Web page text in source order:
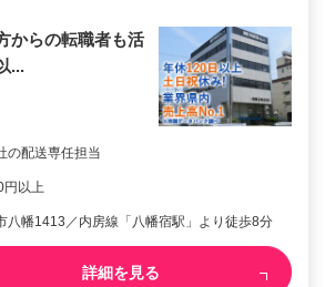
からの転職者も活
...
の配送専任担当
円以上
八幡1413／内房線「八幡宿駅」より徒歩8分
詳細を見る